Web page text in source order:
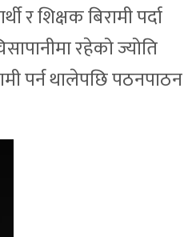
र शिक्षक बिरामी पर्दा
रहेको ज्योति
पर्न थालेपछि पठनपाठन